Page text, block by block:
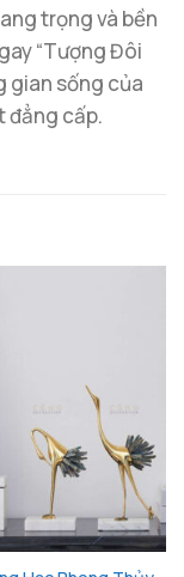
trọng và bền
“Tượng Đôi
gian sống của
đẳng cấp.